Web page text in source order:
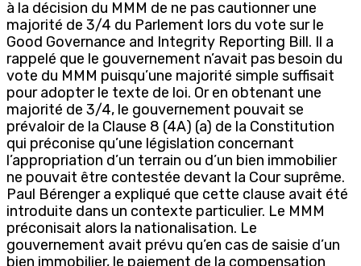
à la décision du MMM de ne pas cautionner une
majorité de 3/4 du Parlement lors du vote sur le
Good Governance and Integrity Reporting Bill. Il a
rappelé que le gouvernement n’avait pas besoin du
vote du MMM puisqu’une majorité simple suffisait
pour adopter le texte de loi. Or en obtenant une
majorité de 3/4, le gouvernement pouvait se
prévaloir de la Clause 8 (4A) (a) de la Constitution
qui préconise qu’une législation concernant
l’appropriation d’un terrain ou d’un bien immobilier
ne pouvait être contestée devant la Cour suprême.
Paul Bérenger a expliqué que cette clause avait été
introduite dans un contexte particulier. Le MMM
préconisait alors la nationalisation. Le
gouvernement avait prévu qu’en cas de saisie d’un
bien immobilier, le paiement de la compensation